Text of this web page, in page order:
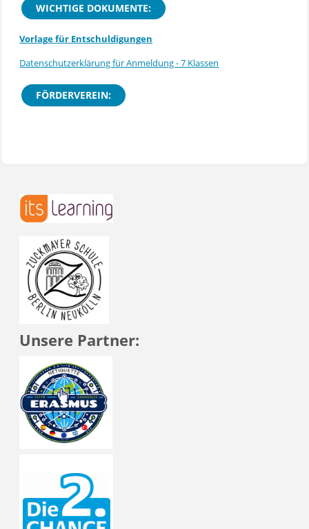
WICHTIGE DOKUMENTE:
Vorlage für Entschuldigungen
Datenschutzerklärung für Anmeldung - 7 Klassen
FÖRDERVEREIN:
Unsere Partner: